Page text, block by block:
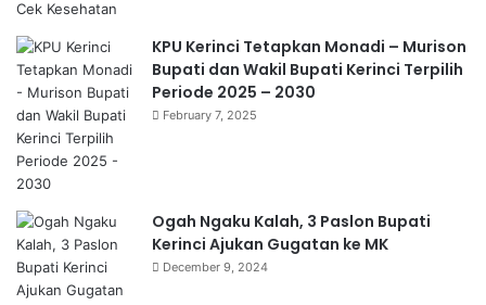
KPU Kerinci Tetapkan Monadi – Murison
Bupati dan Wakil Bupati Kerinci Terpilih
Periode 2025 – 2030
February 7, 2025
Ogah Ngaku Kalah, 3 Paslon Bupati
Kerinci Ajukan Gugatan ke MK
December 9, 2024